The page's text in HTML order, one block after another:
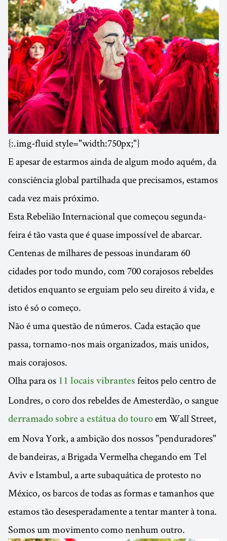
{:.img-fluid style="width:750px;"}
E apesar de estarmos ainda de algum modo aquém, da
consciência global partilhada que precisamos, estamos
cada vez mais próximo.
Esta Rebelião Internacional que começou segunda-
feira é tão vasta que é quase impossível de abarcar.
Centenas de milhares de pessoas inundaram 60
cidades por todo mundo, com 700 corajosos rebeldes
detidos enquanto se erguiam pelo seu direito á vida, e
isto é só o começo.
Não é uma questão de números. Cada estação que
passa, tornamo-nos mais organizados, mais unidos,
mais corajosos.
Olha para os 11 locais vibrantes feitos pelo centro de
Londres, o coro dos rebeldes de Amesterdão, o sangue
derramado sobre a estátua do touro em Wall Street,
em Nova York, a ambição dos nossos "penduradores"
de bandeiras, a Brigada Vermelha chegando em Tel
Aviv e Istambul, a arte subaquática de protesto no
México, os barcos de todas as formas e tamanhos que
estamos tão desesperadamente a tentar manter à tona.
Somos um movimento como nenhum outro.